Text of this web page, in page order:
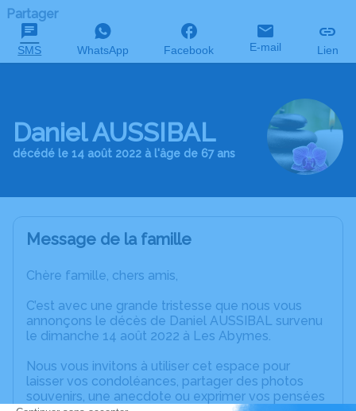
Partager
SMS WhatsApp Facebook E-mail Lien
Daniel AUSSIBAL
décédé le 14 août 2022 à l'âge de 67 ans
Message de la famille
Chère famille, chers amis,
C’est avec une grande tristesse que nous vous
annonçons le décès de Daniel AUSSIBAL survenu
le dimanche 14 août 2022 à Les Abymes.
Nous vous invitons à utiliser cet espace pour
laisser vos condoléances, partager des photos
souvenirs, une anecdote ou exprimer vos pensées